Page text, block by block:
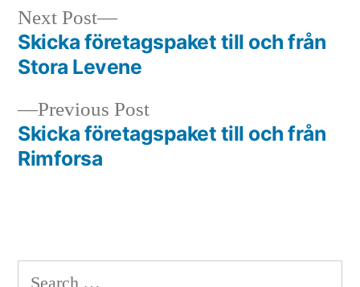
Post
navigation
Previous PostPrevious
post:
Skicka företagspaket till och från
Rimforsa
Next Post
Next
post:
Skicka företagspaket till och från
Stora Levene
Search